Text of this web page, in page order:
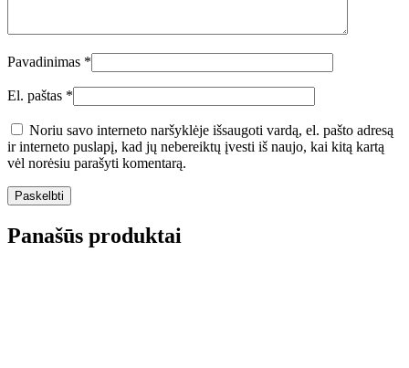
Pavadinimas *
El. paštas *
Noriu savo interneto naršyklėje išsaugoti vardą, el. pašto adresą
ir interneto puslapį, kad jų nebereiktų įvesti iš naujo, kai kitą kartą
vėl norėsiu parašyti komentarą.
Panašūs produktai